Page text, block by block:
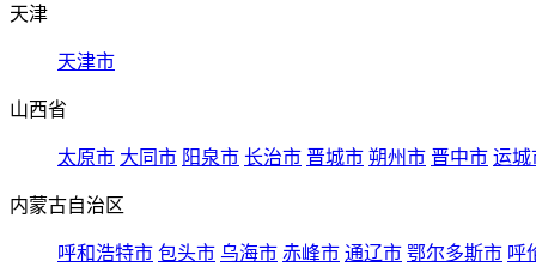
天津
天津市
山西省
太原市 大同市 阳泉市 长治市 晋城市 朔州市 晋中市 运城
内蒙古自治区
呼和浩特市 包头市 乌海市 赤峰市 通辽市 鄂尔多斯市 呼